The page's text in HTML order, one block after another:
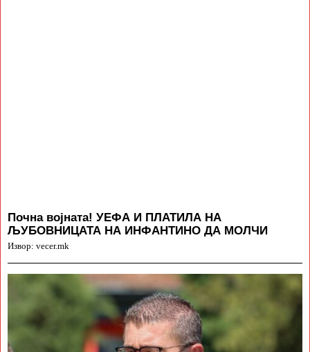
Почна војната! УЕФА И ПЛАТИЛА НА
ЉУБОВНИЦАТА НА ИНФАНТИНО ДА МОЛЧИ
Извор: vecer.mk